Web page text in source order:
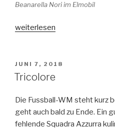
Beanarella Nori im Elmobil
„Caffè“
weiterlesen
VERÖFFENTLICHT
AM
JUNI 7, 2018
Tricolore
Die Fussball-WM steht kurz
geht auch bald zu Ende. Ein
fehlende Squadra Azzurra